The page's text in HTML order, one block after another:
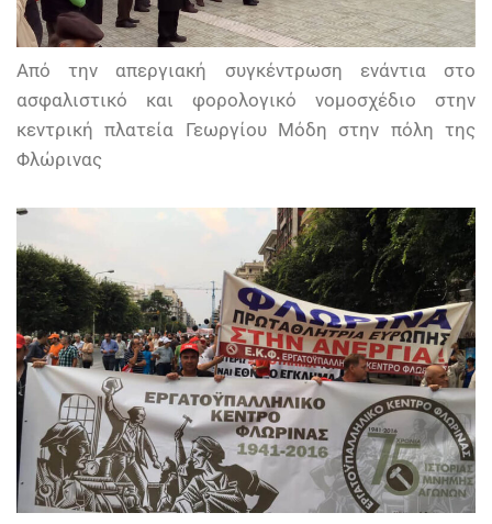
Από την απεργιακή συγκέντρωση ενάντια στο
ασφαλιστικό και φορολογικό νομοσχέδιο στην
κεντρική πλατεία Γεωργίου Μόδη στην πόλη της
Φλώρινας